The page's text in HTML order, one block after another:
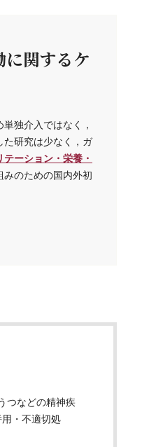
関するケ
独介入ではなく，
た研究は少なく，ガ
ーション・栄養・
みのための国内外初
つなどの精神疾
・不適切処